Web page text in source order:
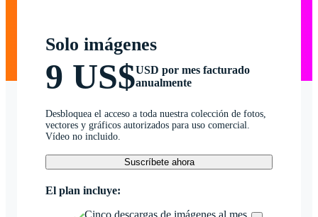
Solo imágenes
9 US$USD por mes facturado
anualmente
Desbloquea el acceso a toda nuestra colección de fotos,
vectores y gráficos autorizados para uso comercial.
Vídeo no incluido.
Suscríbete ahora
El plan incluye:
Cinco descargas de imágenes al mes